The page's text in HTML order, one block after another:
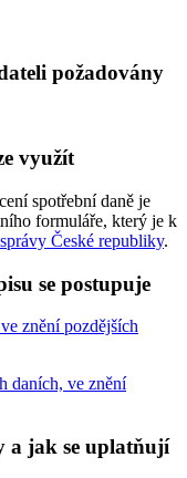
požadovány
využít
spotřební daně je
formuláře, který je k
České republiky.
se postupuje
znění pozdějších
daních, ve znění
a jak se uplatňují